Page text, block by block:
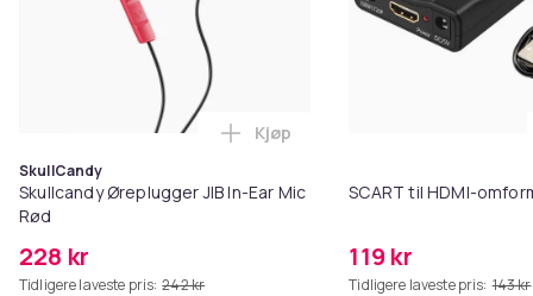
SkullCandy
Skullcandy Øreplugger JIB In-Ear Mic
Rød
228 kr
Tidligere laveste pris: 242 kr
Legg Skullcandy Øreplugger JIB
Kjøp
SCART til HDMI-
119 kr
Tidligere laveste pris: 143 kr